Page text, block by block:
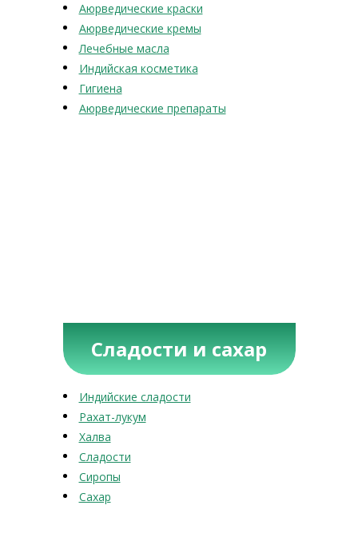
Аюрведические краски
Аюрведические кремы
Лечебные масла
Индийская косметика
Гигиена
Аюрведические препараты
Сладости и сахар
Индийские сладости
Рахат-лукум
Халва
Сладости
Сиропы
Сахар